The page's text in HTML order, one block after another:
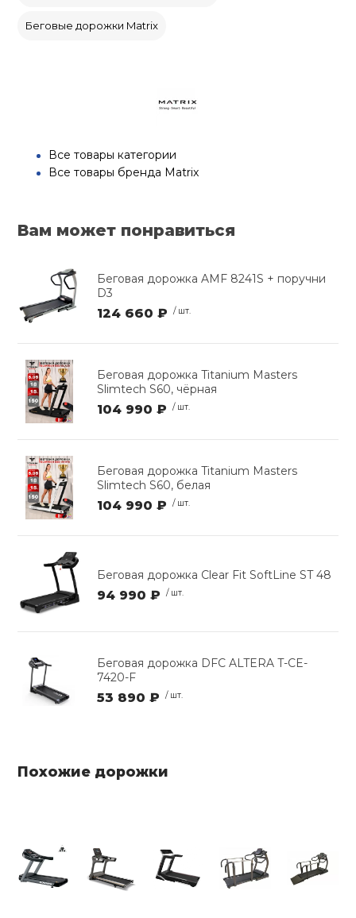
Беговые дорожки Matrix
Все товары категории
Все товары бренда Matrix
Вам может понравиться
Беговая дорожка AMF 8241S + поручни
D3
124 660 ₽ / шт.
Беговая дорожка Titanium Masters
Slimtech S60, чёрная
104 990 ₽ / шт.
Беговая дорожка Titanium Masters
Slimtech S60, белая
104 990 ₽ / шт.
Беговая дорожка Clear Fit SoftLine ST 48
94 990 ₽ / шт.
Беговая дорожка DFC ALTERA T-CE-
7420-F
53 890 ₽ / шт.
Похожие дорожки